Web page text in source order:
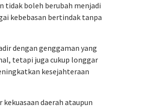
tidak boleh berubah menjadi
kebebasan bertindak tanpa
dengan genggaman yang
tetapi juga cukup longgar
kesejahteraan
daerah ataupun